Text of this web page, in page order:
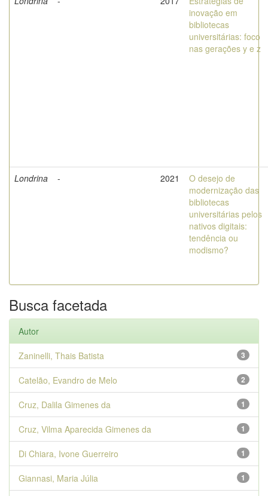
inovação em
bibliotecas
universitárias: foco
nas gerações y e z
Londrina - 2021
O desejo de
modernização das
bibliotecas
universitárias pelos
nativos digitais:
tendência ou
modismo?
Busca facetada
Autor
3
Zaninelli, Thais Batista
2
Catelão, Evandro de Melo
1
Cruz, Dalila Gimenes da
1
Cruz, Vilma Aparecida Gimenes da
1
Di Chiara, Ivone Guerreiro
1
Giannasi, Maria Júlia